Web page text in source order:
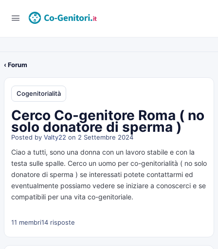
‹ Forum
Cogenitorialità
Cerco Co-genitore Roma ( no
solo donatore di sperma )
Posted by Valty22 on 2 Settembre 2024
Ciao a tutti, sono una donna con un lavoro stabile e con la
testa sulle spalle. Cerco un uomo per co-genitorialità ( no solo
donatore di sperma ) se interessati potete contattarmi ed
eventualmente possiamo vedere se iniziare a conoscerci e se
compatibili per una vita co-genitoriale.
11 membri14 risposte